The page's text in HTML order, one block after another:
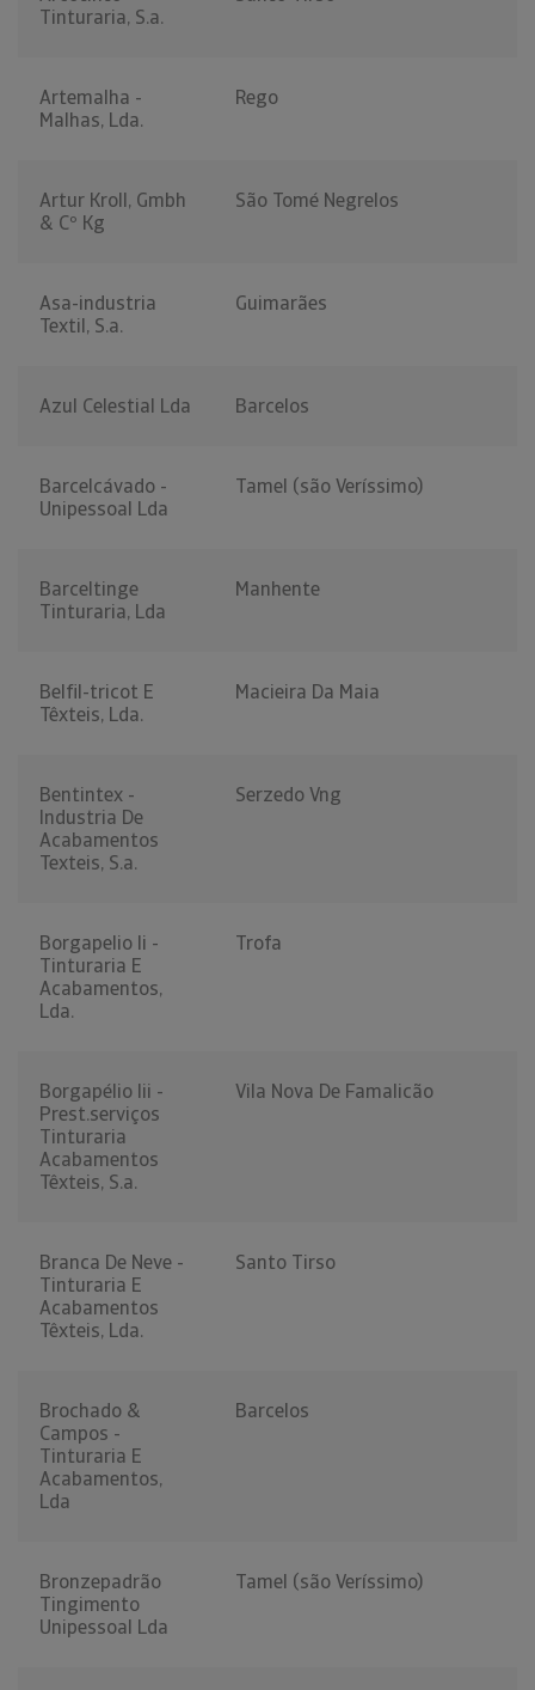
Tinturaria, S.a.
Artemalha -
Malhas, Lda.
Rego
Artur Kroll, Gmbh
& Cº Kg
São Tomé Negrelos
Asa-industria
Textil, S.a.
Guimarães
Azul Celestial Lda Barcelos
Barcelcávado -
Unipessoal Lda
Tamel (são Veríssimo)
Barceltinge
Tinturaria, Lda
Manhente
Belfil-tricot E
Têxteis, Lda.
Macieira Da Maia
Bentintex -
Industria De
Acabamentos
Texteis, S.a.
Serzedo Vng
Borgapelio Ii -
Tinturaria E
Acabamentos,
Lda.
Trofa
Borgapélio Iii -
Prest.serviços
Tinturaria
Acabamentos
Têxteis, S.a.
Vila Nova De Famalicão
Branca De Neve -
Tinturaria E
Acabamentos
Têxteis, Lda.
Santo Tirso
Brochado &
Campos -
Tinturaria E
Acabamentos,
Lda
Barcelos
Bronzepadrão
Tingimento
Unipessoal Lda
Tamel (são Veríssimo)